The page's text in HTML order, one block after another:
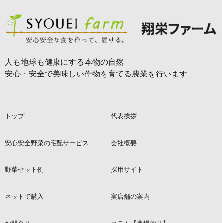
人も地球も健康にする本物の自然
安心・安全で美味しい作物を育てる農業を行います
トップ 代表挨拶
安心安全野菜の宅配サービス 会社概要
野菜セット例 採用サイト
ネットで購入 実店舗の案内